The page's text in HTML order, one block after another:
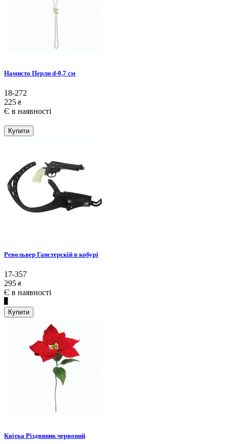
Намисто Перли d-0,7 см
18-272
225 ₴
Є в наявності
Купити
Револьвер Ганстерскій в кобурі
17-357
295 ₴
Є в наявності
Купити
Квітка Різдвяник червоний